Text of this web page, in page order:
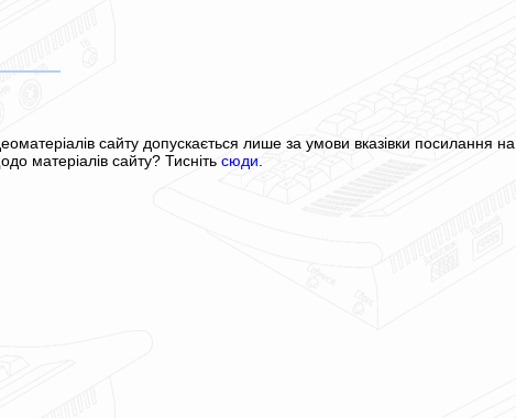
сайту допускається лише за умови вказівки посилання на
матеріалів сайту? Тисніть сюди.